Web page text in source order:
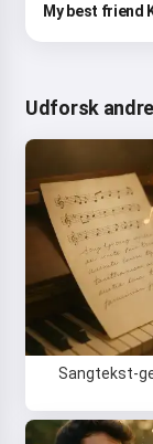
My best friend
Udforsk
Sangtekst-